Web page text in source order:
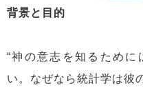
背景と目的
“神の意志を知るため
い。なぜなら統計学は彼